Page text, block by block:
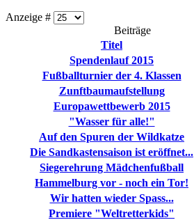
Anzeige #
Beiträge
Titel
Spendenlauf 2015
Fußballturnier der 4. Klassen
Zunftbaumaufstellung
Europawettbewerb 2015
"Wasser für alle!"
Auf den Spuren der Wildkatze
Die Sandkastensaison ist eröffnet...
Siegerehrung Mädchenfußball
Hammelburg vor - noch ein Tor!
Wir hatten wieder Spass...
Premiere "Weltretterkids"